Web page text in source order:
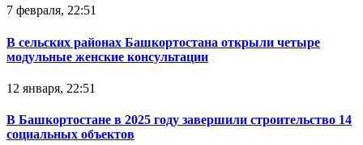
7 февраля, 22:51
В сельских районах Башкортостана открыли четыре
модульные женские консультации
12 января, 22:51
В Башкортостане в 2025 году завершили строительство 14
социальных объектов